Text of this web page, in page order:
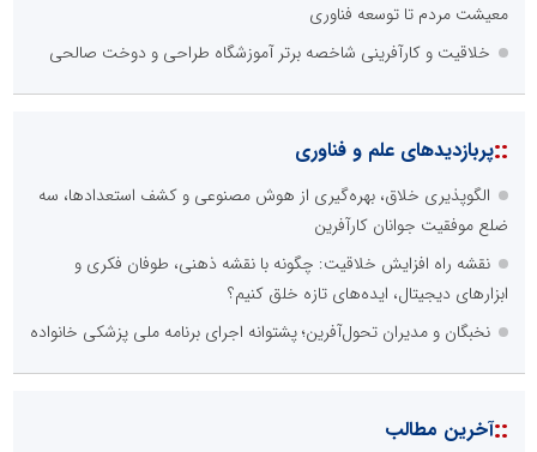
معیشت مردم تا توسعه فناوری
خلاقیت و کارآفرینی شاخصه برتر آموزشگاه طراحی و دوخت صالحی
::پربازدیدهای علم و فناوری
الگوپذیری خلاق، بهره‌گیری از هوش مصنوعی و کشف استعدادها، سه
ضلع موفقیت جوانان کارآفرین
نقشه راه افزایش خلاقیت: چگونه با نقشه ذهنی، طوفان فکری و
ابزارهای دیجیتال، ایده‌های تازه خلق کنیم؟
نخبگان و مدیران تحول‌آفرین؛ پشتوانه اجرای برنامه ملی پزشکی خانواده
::آخرین مطالب